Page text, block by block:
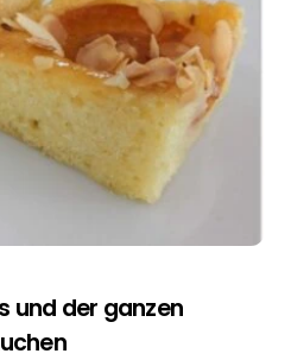
und der ganzen